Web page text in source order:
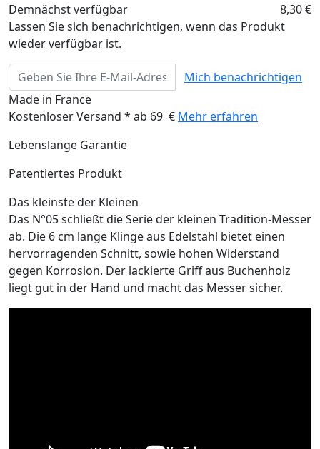
Demnächst verfügbar
8,30 €
Lassen Sie sich benachrichtigen, wenn das Produkt
wieder verfügbar ist.
Mich benachrichtigen
Made in France
Kostenloser Versand * ab 69 € Mehr erfahren
Lebenslange Garantie
Patentiertes Produkt
Das kleinste der Kleinen
Das N°05 schließt die Serie der kleinen Tradition-Messer
ab. Die 6 cm lange Klinge aus Edelstahl bietet einen
hervorragenden Schnitt, sowie hohen Widerstand
gegen Korrosion. Der lackierte Griff aus Buchenholz
liegt gut in der Hand und macht das Messer sicher.